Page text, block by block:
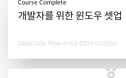
Course Complete
개발자를 위한 윈도우 셋업
28a031da-fbba-4163-9235-07d16d